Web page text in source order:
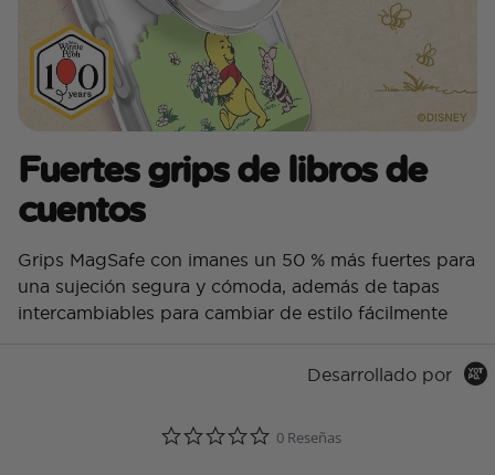
Fuertes grips de libros de
cuentos
Grips MagSafe con imanes un 50 % más fuertes para
una sujeción segura y cómoda, además de tapas
intercambiables para cambiar de estilo fácilmente
Desarrollado por
0.0 star rating
0 Reseñas